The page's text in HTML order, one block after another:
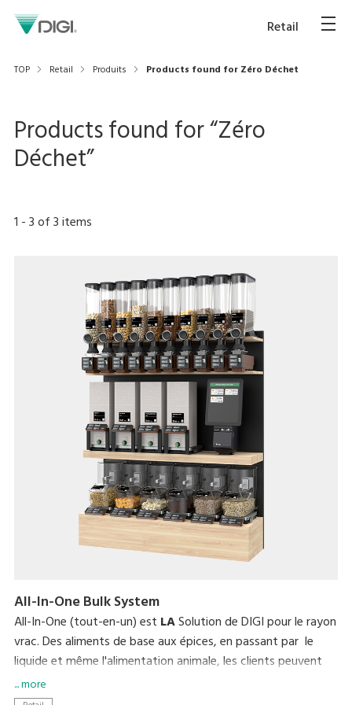
Retail
TOP Retail Produits Products found for Zéro Déchet
Products found for “Zéro
Déchet”
1 -3of3items
All-In-One Bulk System
All-In-One (tout-en-un) est LASolution de DIGI pour le rayon
vrac. Des aliments de base aux épices, en passant par le
liquide et même l'alimentation animale, les clients peuvent
visualiser le poids et le prix des produits en temps réel
... more